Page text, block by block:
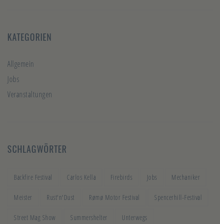
KATEGORIEN
Allgemein
Jobs
Veranstaltungen
SCHLAGWÖRTER
Backfire Festival Carlos Kella Firebirds Jobs Mechaniker
Meister Rust'n'Dust Rømø Motor Festival Spencerhill-Festival
Street Mag Show Summershelter Unterwegs